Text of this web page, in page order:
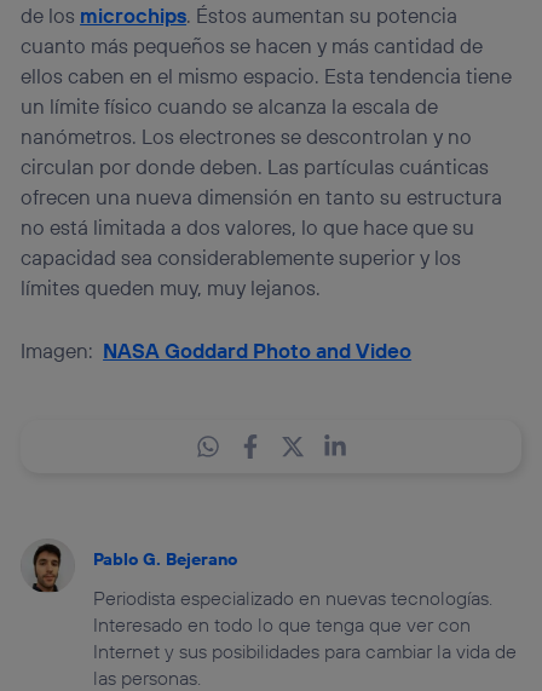
de los microchips. Éstos aumentan su potencia
cuanto más pequeños se hacen y más cantidad de
ellos caben en el mismo espacio. Esta tendencia tiene
un límite físico cuando se alcanza la escala de
nanómetros. Los electrones se descontrolan y no
circulan por donde deben. Las partículas cuánticas
ofrecen una nueva dimensión en tanto su estructura
no está limitada a dos valores, lo que hace que su
capacidad sea considerablemente superior y los
límites queden muy, muy lejanos.
Imagen: NASA Goddard Photo and Video
Pablo G. Bejerano
Periodista especializado en nuevas tecnologías.
Interesado en todo lo que tenga que ver con
Internet y sus posibilidades para cambiar la vida de
las personas.